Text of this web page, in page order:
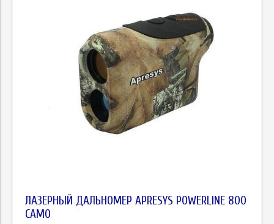
ЛАЗЕРНЫЙ ДАЛЬНОМЕР APRESYS POWERLINE 800
CAMO